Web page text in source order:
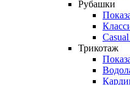
Рубашки
Трикотаж